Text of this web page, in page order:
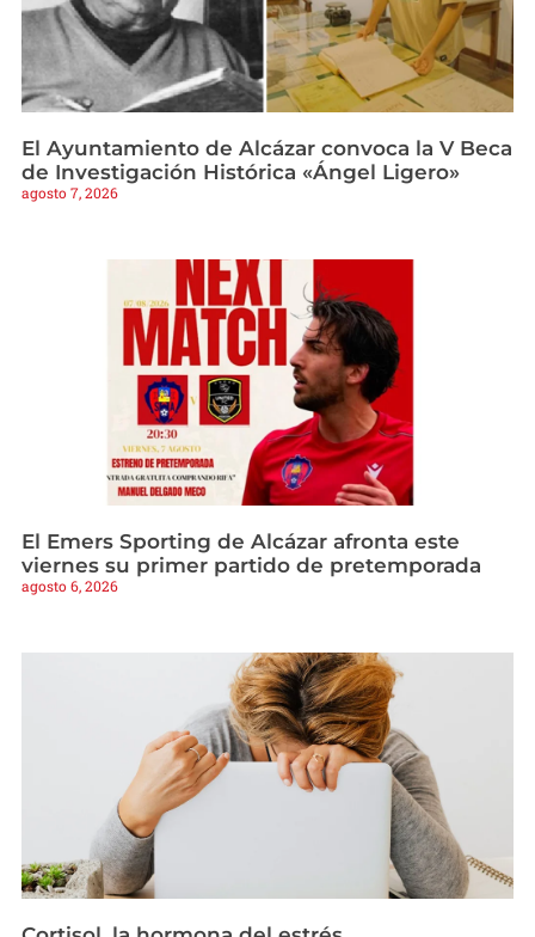
El Ayuntamiento de Alcázar convoca la V Beca
de Investigación Histórica «Ángel Ligero»
agosto 7, 2026
El Emers Sporting de Alcázar afronta este
viernes su primer partido de pretemporada
agosto 6, 2026